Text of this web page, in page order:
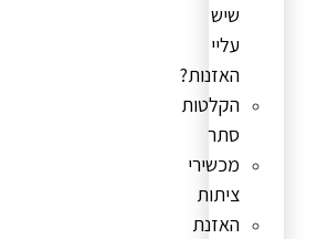
שיש
עליי
האזנות?
הקלטות
סתר
מכשירי
ציתות
האזנת